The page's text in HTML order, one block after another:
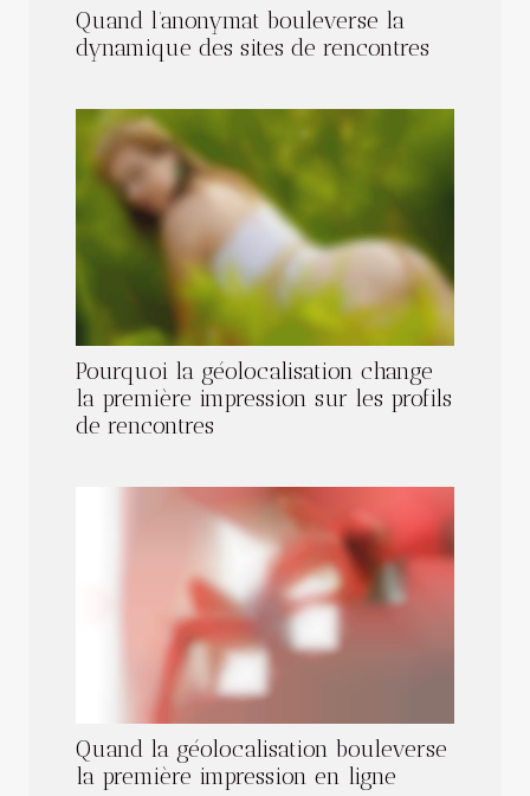
Quand l’anonymat bouleverse la
dynamique des sites de rencontres
Pourquoi la géolocalisation change
la première impression sur les profils
de rencontres
Quand la géolocalisation bouleverse
la première impression en ligne